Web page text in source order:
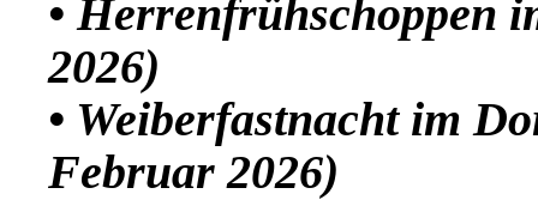
• Herrenfrühschoppen
2026)
• Weiberfastnacht im
Februar 2026)